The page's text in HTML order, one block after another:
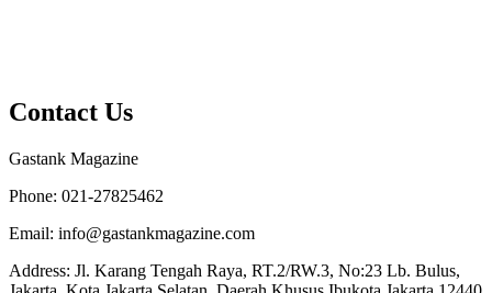
Contact Us
Gastank Magazine
Phone: 021-27825462
Email: info@gastankmagazine.com
Address: Jl. Karang Tengah Raya, RT.2/RW.3, No:23 Lb. Bulus,